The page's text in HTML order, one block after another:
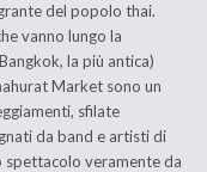
del popolo thai.
vanno lungo la
la più antica)
Market sono un
sfilate
da band e artisti di
spettacolo veramente da